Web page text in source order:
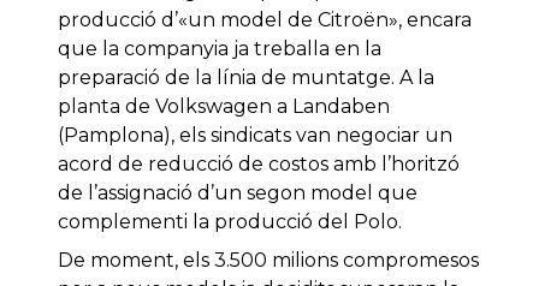
producció d’«un model de Citroën», encara
que la companyia ja treballa en la
preparació de la línia de muntatge. A la
planta de Volkswagen a Landaben
(Pamplona), els sindicats van negociar un
acord de reducció de costos amb l’horitzó
de l’assignació d’un segon model que
complementi la producció del Polo.
De moment, els 3.500 milions compromesos